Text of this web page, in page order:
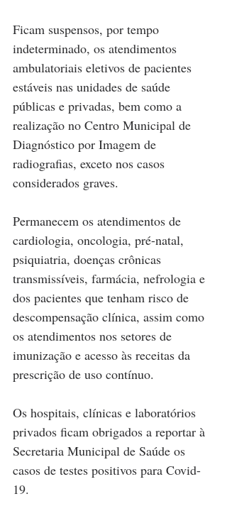
Ficam suspensos, por tempo
indeterminado, os atendimentos
ambulatoriais eletivos de pacientes
estáveis nas unidades de saúde
públicas e privadas, bem como a
realização no Centro Municipal de
Diagnóstico por Imagem de
radiografias, exceto nos casos
considerados graves.
Permanecem os atendimentos de
cardiologia, oncologia, pré-natal,
psiquiatria, doenças crônicas
transmissíveis, farmácia, nefrologia e
dos pacientes que tenham risco de
descompensação clínica, assim como
os atendimentos nos setores de
imunização e acesso às receitas da
prescrição de uso contínuo.
Os hospitais, clínicas e laboratórios
privados ficam obrigados a reportar à
Secretaria Municipal de Saúde os
casos de testes positivos para Covid-
19.